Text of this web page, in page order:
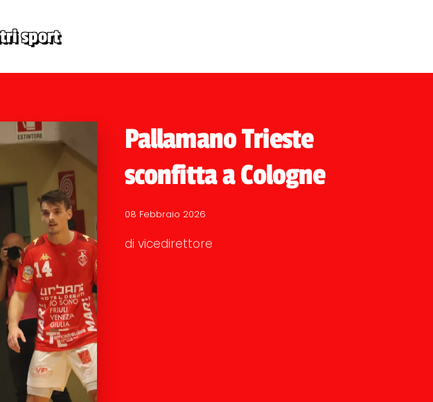
sport
Pallamano Trieste
sconfitta a Cologne
08 Febbraio 2026
di vicedirettore